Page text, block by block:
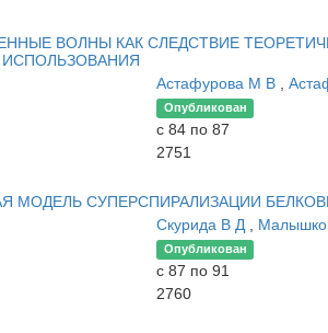
ВОЛНЫ КАК СЛЕДСТВИЕ
Астафурова М В ,
Опубликован
с 84 по 87
2751
МОДЕЛЬ СУПЕРСПИРАЛИЗАЦИИ
Скурида В Д ,
Опубликован
с 87 по 91
2760